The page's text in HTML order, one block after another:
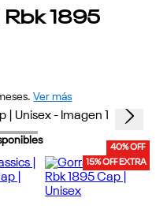
1895
Ver más
40% OFF
15% OFF EXTRA